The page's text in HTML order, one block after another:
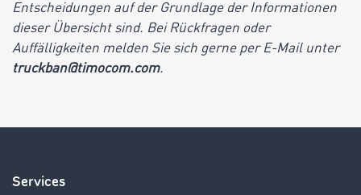
Entscheidungen auf der Grundlage der Informationen
dieser Übersicht sind. Bei Rückfragen oder
Auffälligkeiten melden Sie sich gerne per E-Mail unter
truckban@timocom.com.
Services